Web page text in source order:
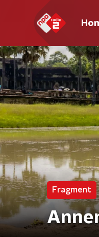
Fragment